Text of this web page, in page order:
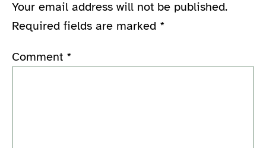
Your email address will not be published.
Required fields are marked *
Comment *